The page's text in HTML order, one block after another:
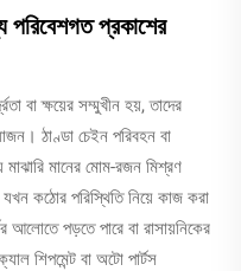
পরিবেশগত প্রকাশের
বা ক্ষয়ের সম্মুখীন হয়, তাদের
ঠাণ্ডা চেইন পরিবহন বা
মাঝারি মানের মোম-রজন মিশ্রণ
কঠোর পরিস্থিতি নিয়ে কাজ করা
আলোতে পড়তে পারে বা রাসায়নিকের
শিপমেন্ট বা অটো পার্টস